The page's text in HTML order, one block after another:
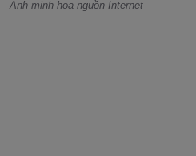
Ảnh minh họa nguồn Internet